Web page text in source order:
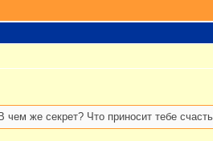
же секрет? Что приносит тебе